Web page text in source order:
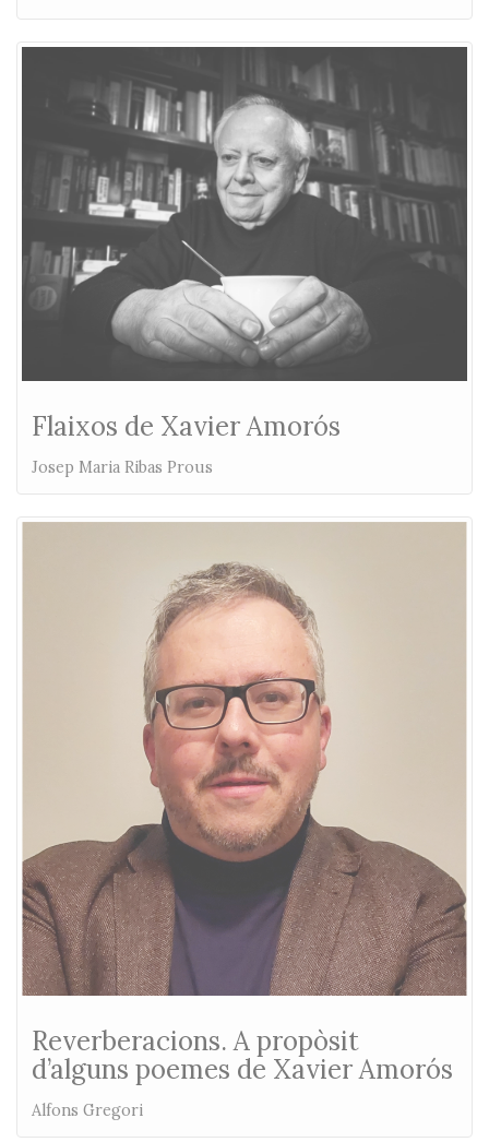
Flaixos de Xavier Amorós
Josep Maria Ribas Prous
Reverberacions. A propòsit
d’alguns poemes de Xavier Amorós
Alfons Gregori